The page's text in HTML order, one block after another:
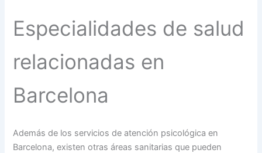
Especialidades de salud
relacionadas en
Barcelona
Además de los servicios de atención psicológica en
Barcelona, existen otras áreas sanitarias que pueden